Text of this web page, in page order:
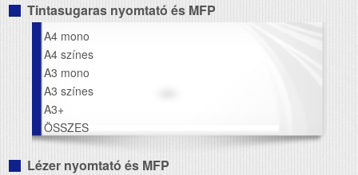
Tintasugaras nyomtató és MFP
A4 mono
A4 színes
A3 mono
A3 színes
A3+
ÖSSZES
Lézer nyomtató és MFP